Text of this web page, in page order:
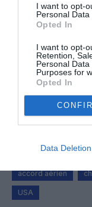
I want to opt-
Personal Data
Opted In
I want to opt-
Retention,
Personal
Purposes for
Opted In
Data Deletion
Kylea
autonomie au
NDRa
vols
accord aérien
USA